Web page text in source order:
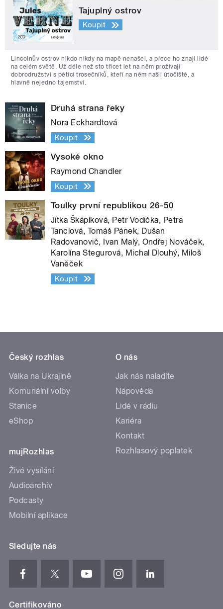
Tajuplný ostrov
Koupit
Lincolnův ostrov nikdo nikdy na mapě nenašel, a přece ho znají lidé
na celém světě. Už déle než sto třicet let na něm prožívají
dobrodružství s pěticí trosečníků, kteří na něm našli útočiště, a
hlavně nejedno tajemství.
Druhá strana řeky
Nora Eckhardtová
Koupit
Vysoké okno
Raymond Chandler
Koupit
Toulky první republikou 26-50
Jitka Škápíková, Petr Vodička, Petra
Tanclová, Tomáš Pánek, Dušan
Radovanovič, Ivan Malý, Ondřej Nováček,
Karolína Stegurová, Michal Dlouhý, Miloš
Vaněček
Koupit
Český rozhlas
Válka na Ukrajině
Komunální volby
Stanice
eShop
mujRozhlas
Živé vysílání
Audioarchiv
Podcasty
Mobilní aplikace
O nás
Jak nás naladíte
Nápověda
Lidé v rádiu
Kariéra
Kontakt
Rozhlasový poplatek
Sledujte nás
Certifikováno